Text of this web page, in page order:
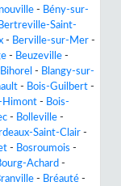
- Bény-sur-
Bertreville-Saint-
- Berville-sur-Mer -
- Beuzeville -
Bihorel - Blangy-sur-
- Bois-Guilbert -
Himont - Bois-
- Bolleville -
Saint-Clair -
- Bosroumois -
Achard -
- Bréauté -